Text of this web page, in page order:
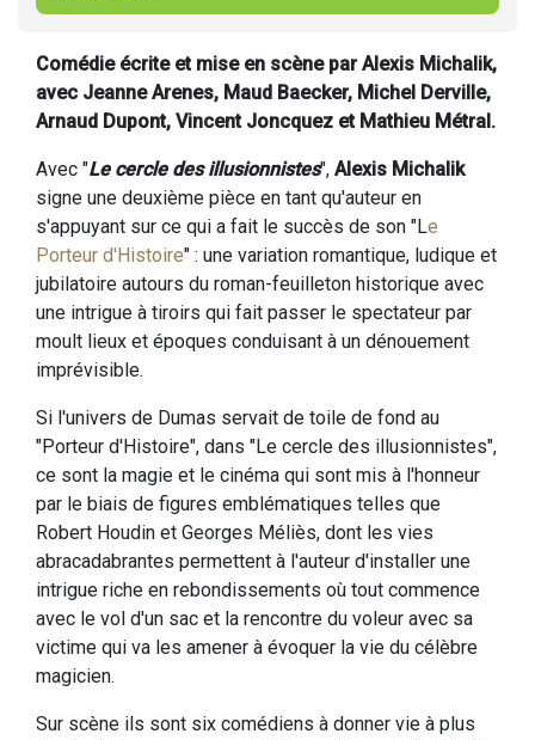
Comédie écrite et mise en scène par Alexis Michalik,
avec Jeanne Arenes, Maud Baecker, Michel Derville,
Arnaud Dupont, Vincent Joncquez et Mathieu Métral.
Avec "Le cercle des illusionnistes", Alexis Michalik
signe une deuxième pièce en tant qu'auteur en
s'appuyant sur ce qui a fait le succès de son "Le
Porteur d'Histoire" : une variation romantique, ludique et
jubilatoire autours du roman-feuilleton historique avec
une intrigue à tiroirs qui fait passer le spectateur par
moult lieux et époques conduisant à un dénouement
imprévisible.
Si l'univers de Dumas servait de toile de fond au
"Porteur d'Histoire", dans "Le cercle des illusionnistes",
ce sont la magie et le cinéma qui sont mis à l'honneur
par le biais de figures emblématiques telles que
Robert Houdin et Georges Méliès, dont les vies
abracadabrantes permettent à l'auteur d'installer une
intrigue riche en rebondissements où tout commence
avec le vol d'un sac et la rencontre du voleur avec sa
victime qui va les amener à évoquer la vie du célèbre
magicien.
Sur scène ils sont six comédiens à donner vie à plus